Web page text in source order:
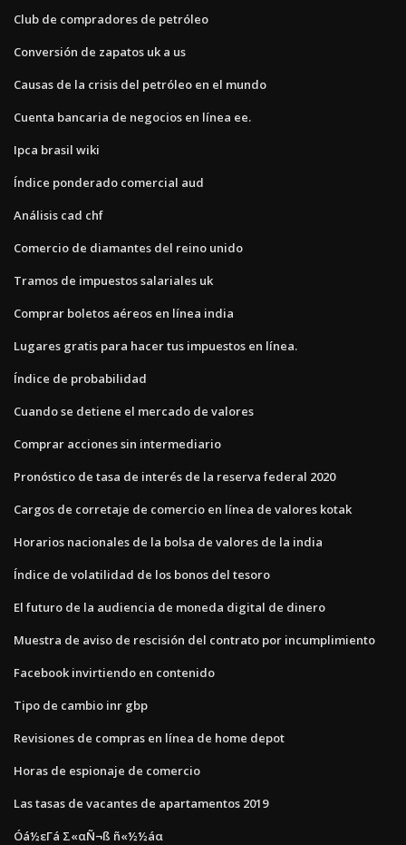
Club de compradores de petróleo
Conversión de zapatos uk a us
Causas de la crisis del petróleo en el mundo
Cuenta bancaria de negocios en línea ee.
Ipca brasil wiki
Índice ponderado comercial aud
Análisis cad chf
Comercio de diamantes del reino unido
Tramos de impuestos salariales uk
Comprar boletos aéreos en línea india
Lugares gratis para hacer tus impuestos en línea.
Índice de probabilidad
Cuando se detiene el mercado de valores
Comprar acciones sin intermediario
Pronóstico de tasa de interés de la reserva federal 2020
Cargos de corretaje de comercio en línea de valores kotak
Horarios nacionales de la bolsa de valores de la india
Índice de volatilidad de los bonos del tesoro
El futuro de la audiencia de moneda digital de dinero
Muestra de aviso de rescisión del contrato por incumplimiento
Facebook invirtiendo en contenido
Tipo de cambio inr gbp
Revisiones de compras en línea de home depot
Horas de espionaje de comercio
Las tasas de vacantes de apartamentos 2019
Óá½εΓá Σ«αÑ¬ß ñ«½½áα